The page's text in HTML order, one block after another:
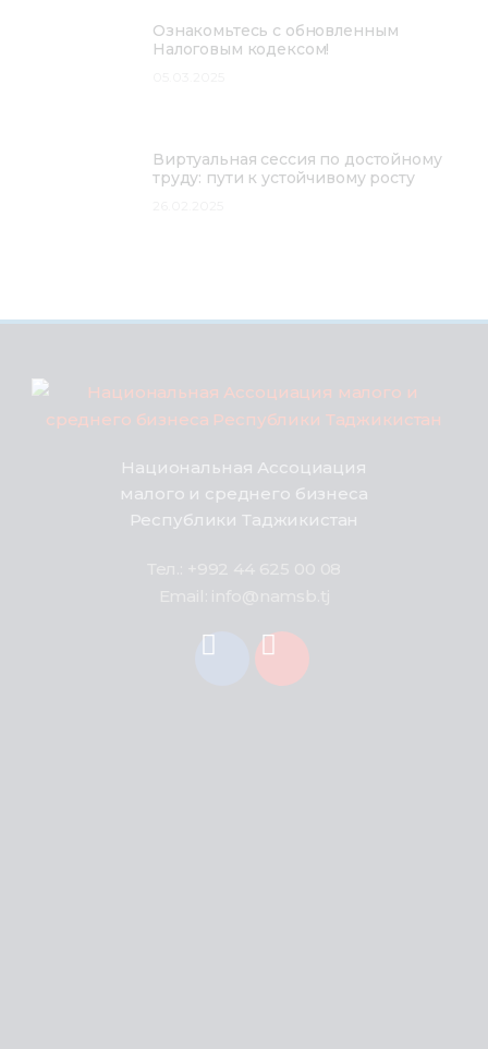
Ознакомьтесь с обновленным
Налоговым кодексом!
Виртуальная сессия по достойному
труду: пути к устойчивому росту
Национальная Ассоциация
малого и среднего бизнеса
Республики Таджикистан